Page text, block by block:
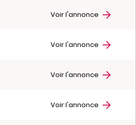
Voir l'annonce
Voir l'annonce
Voir l'annonce
Voir l'annonce